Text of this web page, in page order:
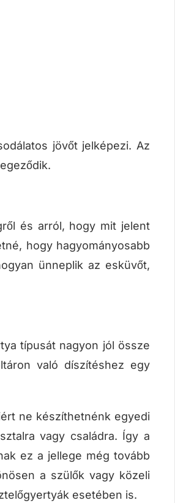
jövőt jelképezi. Az
és arról, hogy mit jelent
hogy hagyományosabb
ünneplik az esküvőt,
típusát nagyon jól össze
való díszítéshez egy
ne készíthetnénk egyedi
vagy családra. Így a
ez a jellege még tovább
a szülők vagy közeli
esetében is.